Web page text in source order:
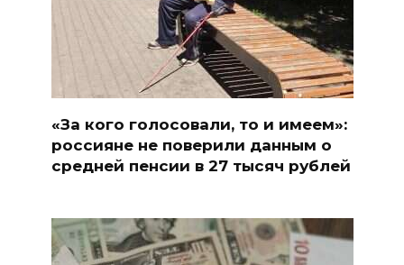
«За кого голосовали, то и имеем»:
россияне не поверили данным о
средней пенсии в 27 тысяч рублей